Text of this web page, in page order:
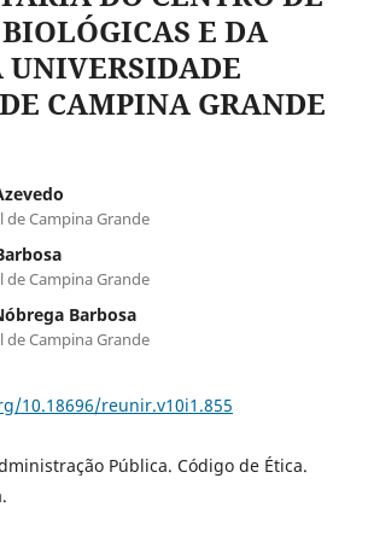
E DA
UNIVERSIDADE
CAMPINA GRANDE
de Campina Grande
de Campina Grande
Barbosa
de Campina Grande
10.18696/reunir.v10i1.855
Pública. Código de Ética.